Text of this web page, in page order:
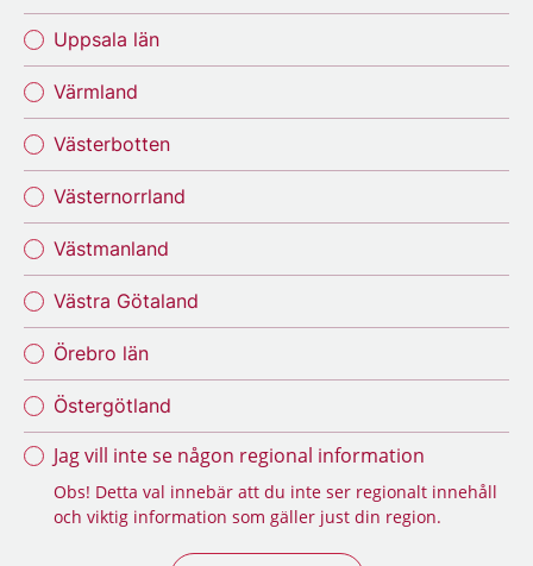
Uppsala län
Värmland
Västerbotten
Västernorrland
Västmanland
Västra Götaland
Örebro län
Östergötland
Jag vill inte se någon regional information
Obs! Detta val innebär att du inte ser regionalt innehåll
och viktig information som gäller just din region.